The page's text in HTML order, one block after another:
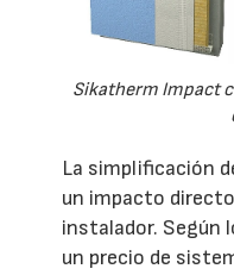
Sikatherm Impact
La simplificación
un impacto
instalador. Según
un precio de